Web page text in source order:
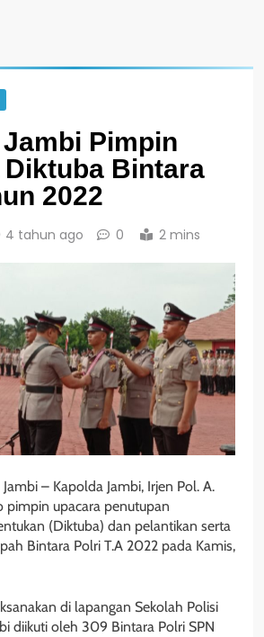
Pimpin
Diktuba Bintara
2022
4 tahun ago 0 2 mins
– Kapolda Jambi, Irjen Pol. A.
pimpin upacara penutupan
(Diktuba) dan pelantikan serta
Bintara Polri T.A 2022 pada Kamis,
di lapangan Sekolah Polisi
diikuti oleh 309 Bintara Polri SPN